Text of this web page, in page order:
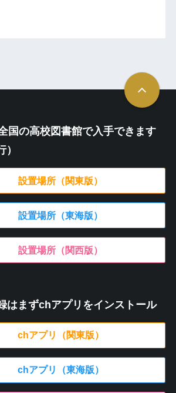
国の高校図書館で入手できます
）
設置場所（関東版）
設置場所（東海版）
設置場所（関西版）
はまずchアプリをインストール
chアプリ（関東版）
chアプリ（東海版）